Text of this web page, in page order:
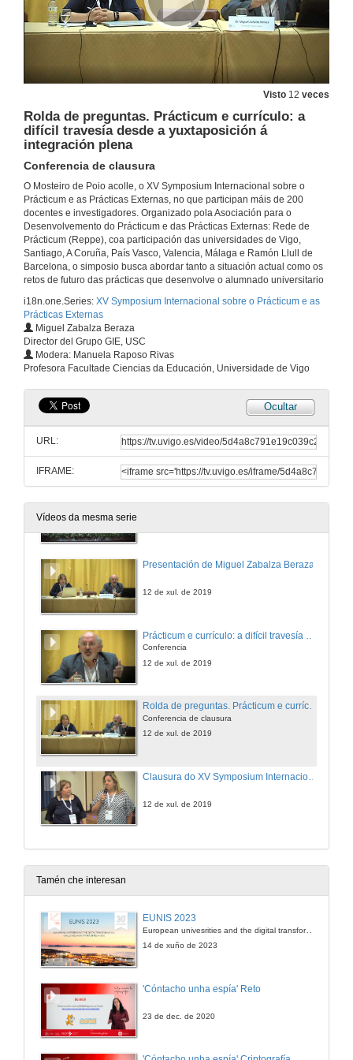
Visto 12 veces
Rolda de preguntas. Prácticum e currículo: a
difícil travesía desde a yuxtaposición á
integración plena
Conferencia de clausura
O Mosteiro de Poio acolle, o XV Symposium Internacional sobre o
Prácticum e as Prácticas Externas, no que participan máis de 200
docentes e investigadores. Organizado pola Asociación para o
Desenvolvemento do Prácticum e das Prácticas Externas: Rede de
Prácticum (Reppe), coa participación das universidades de Vigo,
Santiago, A Coruña, País Vasco, Valencia, Málaga e Ramón Llull de
Barcelona, o simposio busca abordar tanto a situación actual como os
retos de futuro das prácticas que desenvolve o alumnado universitario
i18n.one.Series: XV Symposium Internacional sobre o Prácticum e as
Prácticas Externas
Miguel Zabalza Beraza
Director del Grupo GIE, USC
Modera: Manuela Raposo Rivas
Profesora Facultade Ciencias da Educación, Universidade de Vigo
Ocultar
URL:
IFRAME:
Vídeos da mesma serie
12 de xul. de 2019
Presentación de Águeda Gómez Suárez
12 de xul. de 2019
12 de xul. de 2019
A Glosa Medieval faise dixital
Conferencia
12 de xul. de 2019
Presentación de Miguel Zabalza Beraza
12 de xul. de 2019
Conferencia
12 de xul. de 2019
Rolda de preguntas. Prácticum e currículo: a difícil travesía desde a yuxtaposición á integración plena
Conferencia de clausura
12 de xul. de 2019
12 de xul. de 2019
Tamén che interesan
EUNIS 2023
European univesrities and the digital transformation: challenges and opportunities ahead
14 de xuño de 2023
'Cóntacho unha espía' Reto
23 de dec. de 2020